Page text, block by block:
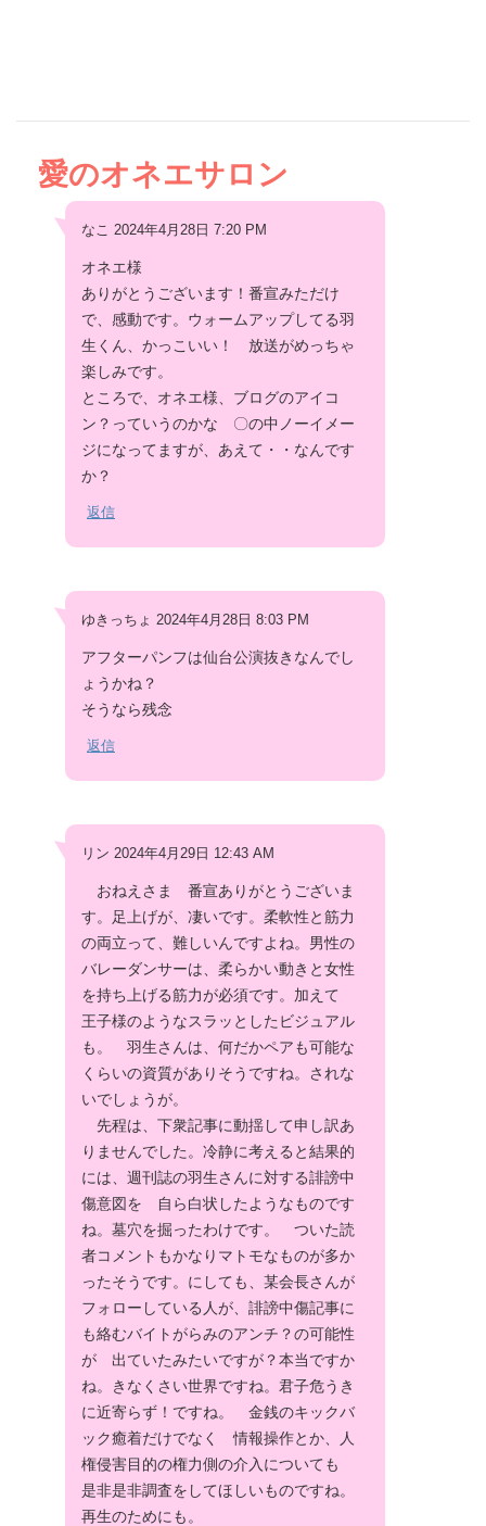
愛のオネエサロン
なこ 2024年4月28日 7:20 PM
オネエ様
ありがとうございます！番宣みただけ
で、感動です。ウォームアップしてる羽
生くん、かっこいい！ 放送がめっちゃ
楽しみです。
ところで、オネエ様、ブログのアイコ
ン？っていうのかな 〇の中ノーイメー
ジになってますが、あえて・・なんです
か？
返信
ゆきっちょ 2024年4月28日 8:03 PM
アフターパンフは仙台公演抜きなんでし
ょうかね？
そうなら残念
返信
リン 2024年4月29日 12:43 AM
おねえさま 番宣ありがとうございま
す。足上げが、凄いです。柔軟性と筋力
の両立って、難しいんですよね。男性の
バレーダンサーは、柔らかい動きと女性
を持ち上げる筋力が必須です。加えて
王子様のようなスラッとしたビジュアル
も。 羽生さんは、何だかペアも可能な
くらいの資質がありそうですね。されな
いでしょうが。
先程は、下衆記事に動揺して申し訳あ
りませんでした。冷静に考えると結果的
には、週刊誌の羽生さんに対する誹謗中
傷意図を 自ら白状したようなものです
ね。墓穴を掘ったわけです。 ついた読
者コメントもかなりマトモなものが多か
ったそうです。にしても、某会長さんが
フォローしている人が、誹謗中傷記事に
も絡むバイトがらみのアンチ？の可能性
が 出ていたみたいですが？本当ですか
ね。きなくさい世界ですね。君子危うき
に近寄らず！ですね。 金銭のキックバ
ック癒着だけでなく 情報操作とか、人
権侵害目的の権力側の介入についても
是非是非調査をしてほしいものですね。
再生のためにも。